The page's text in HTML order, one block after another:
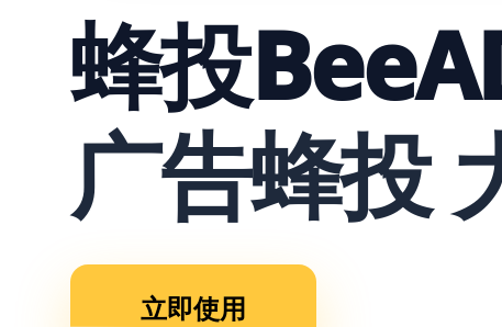
蜂投
广告蜂投
立即使用